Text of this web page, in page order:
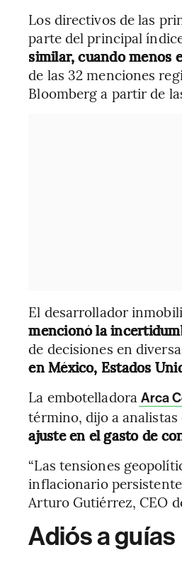
Los directivos de las
parte del principal
similar, cuando menos
de las 32 menciones
Bloomberg a partir de
El desarrollador
mencionó la
de decisiones en
en México, Estados
La embotelladora Arca
término, dijo a
ajuste en el gasto de
“Las tensiones
inflacionario persistente
Arturo Gutiérrez, CEO
Adiós a guías